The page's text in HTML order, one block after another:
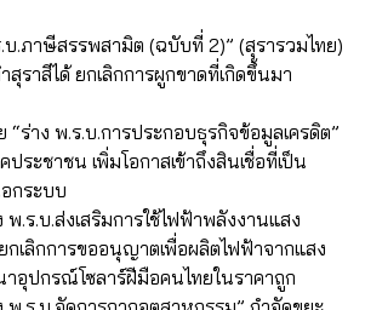
.ภาษีสรรพสามิต (ฉบับที่ 2)” (สุรารวมไทย)
ราสีได้ ยกเลิกการผูกขาดที่เกิดขึ้นมา
“ร่าง พ.ร.บ.การประกอบธุรกิจข้อมูลเครดิต”
ประชาชน เพิ่มโอกาสเข้าถึงสินเชื่อที่เป็น
กระบบ
.ร.บ.ส่งเสริมการใช้ไฟฟ้าพลังงานแสง
กเลิกการขออนุญาตเพื่อผลิตไฟฟ้าจากแสง
อุปกรณ์โซลาร์ฝีมือคนไทยในราคาถูก